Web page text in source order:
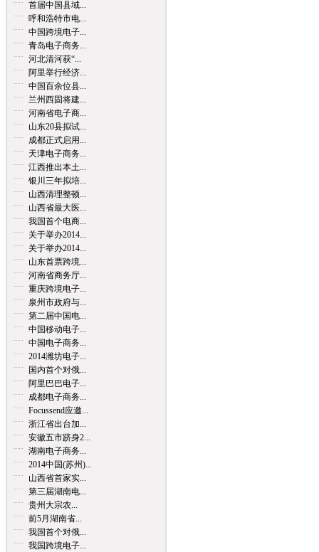
首届中国县域...
呼和浩特市电...
中国跨境电子...
青岛电子商务...
河北清河获“...
阿里举行经济...
中国百余位县...
兰州西固将建...
河南省电子商...
山东20县拟试...
成都正式启用...
天津电子商务...
江西推出本土...
银川三年拟培...
山西清理整顿...
山西省最大医...
我国首个电商...
关于举办2014...
关于举办2014...
山东首票跨境...
河南省商务厅...
重庆跨境电子...
泉州市政府与...
第二届中国电...
中国移动电子...
中国电子商务...
2014潍坊电子...
国内首个对俄...
阿里巴巴电子...
成都电子商务...
Focussend应邀...
浙江省出台加...
安徽五市跻身2...
湖南电子商务...
2014中国(苏州)...
山西省首家实...
第三届湖南电...
贵州大宗农...
前5月湖南省...
我国首个对俄...
我国跨境电子...